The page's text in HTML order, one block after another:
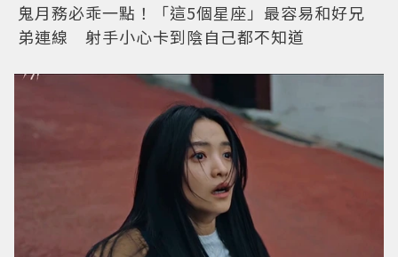
鬼月務必乖一點！「這5個星座」最容易和好兄
弟連線 射手小心卡到陰自己都不知道